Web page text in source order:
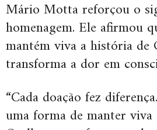
Mário Motta reforçou o
homenagem. Ele afirmou
mantém viva a história de
transforma a dor em
“Cada doação fez
uma forma de manter